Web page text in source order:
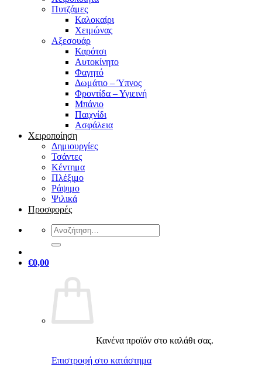
Πυτζάμες
Καλοκαίρι
Χειμώνας
Αξεσουάρ
Καρότσι
Αυτοκίνητο
Φαγητό
Δωμάτιο – Ύπνος
Φροντίδα – Υγιεινή
Μπάνιο
Παιχνίδι
Ασφάλεια
Χειροποίηση
Δημιουργίες
Τσάντες
Κέντημα
Πλέξιμο
Ράψιμο
Ψιλικά
Προσφορές
Αναζήτηση
για:
€0,00
Κανένα προϊόν στο καλάθι σας.
Επιστροφή στο κατάστημα